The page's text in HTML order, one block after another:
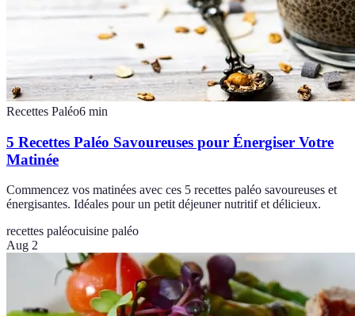
Recettes Paléo6 min
5 Recettes Paléo Savoureuses pour Énergiser Votre
Matinée
Commencez vos matinées avec ces 5 recettes paléo savoureuses et
énergisantes. Idéales pour un petit déjeuner nutritif et délicieux.
recettes paléocuisine paléo
Aug 2